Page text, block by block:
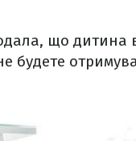
що дитина
будете